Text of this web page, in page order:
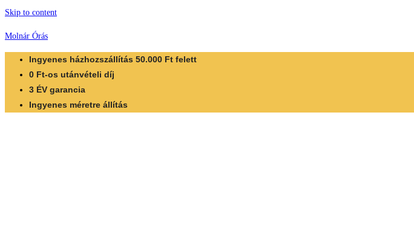
Skip to content
Molnár Órás
Ingyenes házhozszállítás 50.000 Ft felett
0 Ft-os utánvételi díj
3 ÉV garancia
Ingyenes méretre állítás